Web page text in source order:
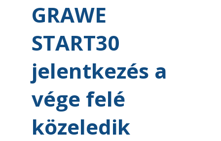
GRAWE
START30
jelentkezés a
vége felé
közeledik